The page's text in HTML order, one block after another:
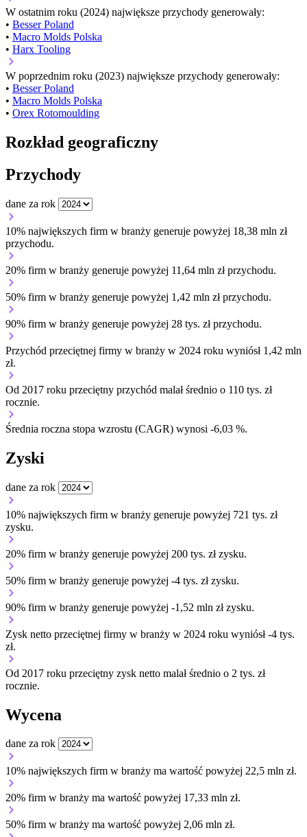
W ostatnim roku (2024) największe przychody generowały:
• Besser Poland
• Macro Molds Polska
• Harx Tooling
W poprzednim roku (2023) największe przychody generowały:
• Besser Poland
• Macro Molds Polska
• Orex Rotomoulding
Rozkład geograficzny
Przychody
dane za rok
10% największych firm w branży generuje powyżej 18,38 mln zł
przychodu.
20% firm w branży generuje powyżej 11,64 mln zł przychodu.
50% firm w branży generuje powyżej 1,42 mln zł przychodu.
90% firm w branży generuje powyżej 28 tys. zł przychodu.
Przychód przeciętnej firmy w branży w 2024 roku wyniósł 1,42 mln
zł.
Od 2017 roku przeciętny przychód malał średnio o 110 tys. zł
rocznie.
Średnia roczna stopa wzrostu (CAGR) wynosi -6,03 %.
Zyski
dane za rok
10% największych firm w branży generuje powyżej 721 tys. zł
zysku.
20% firm w branży generuje powyżej 200 tys. zł zysku.
50% firm w branży generuje powyżej -4 tys. zł zysku.
90% firm w branży generuje powyżej -1,52 mln zł zysku.
Zysk netto przeciętnej firmy w branży w 2024 roku wyniósł -4 tys.
zł.
Od 2017 roku przeciętny zysk netto malał średnio o 2 tys. zł
rocznie.
Wycena
dane za rok
10% największych firm w branży ma wartość powyżej 22,5 mln zł.
20% firm w branży ma wartość powyżej 17,33 mln zł.
50% firm w branży ma wartość powyżej 2,06 mln zł.